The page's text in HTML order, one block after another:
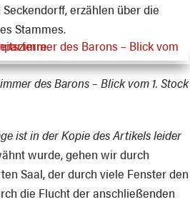
erzählen über die
Stammes.
des Barons – Blick vom 1. Stock
ist in der Kopie des Artikels leider
wurde, gehen wir durch
Saal, der durch viele Fenster den
die Flucht der anschließenden